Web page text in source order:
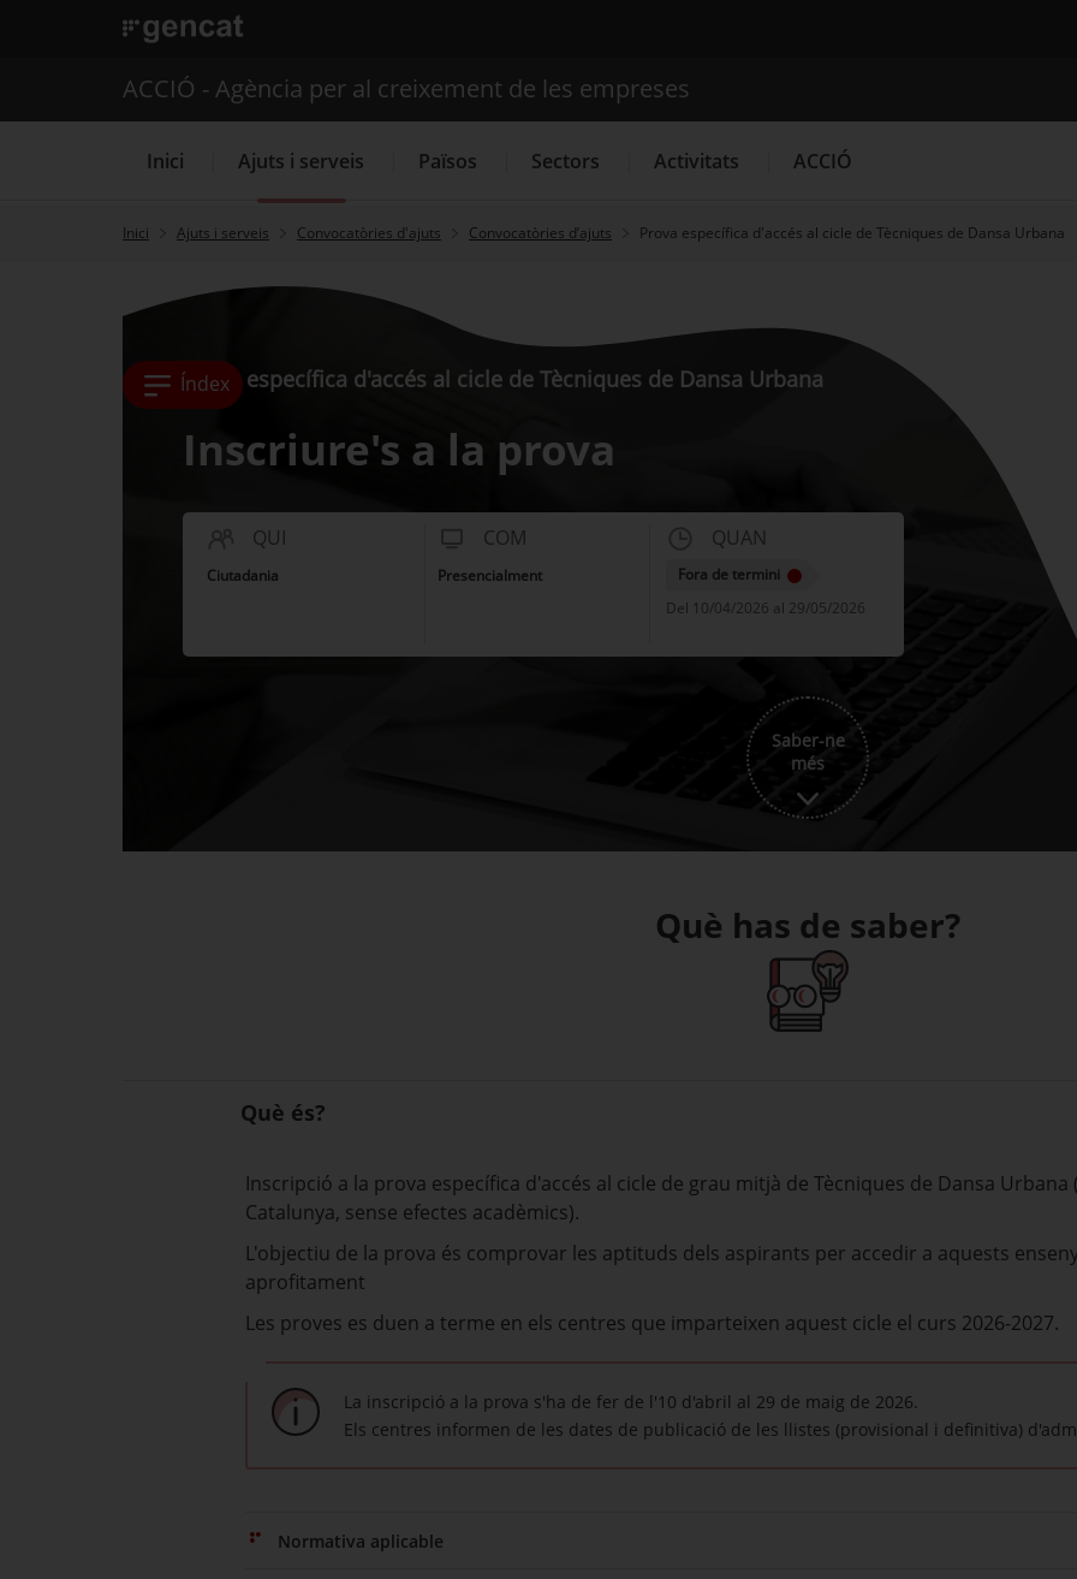
. Obre en una nova finestra.
Cercador
Serveis d'internacionalització
ACCIÓ - Agència per al creixement de les empreses
Inici Ajuts i serveis Països Sectors Activitats ACCIÓ
Inici Ajuts i serveis Convocatòries d'ajuts Convocatòries d’ajuts Prova específica d'accés al cicle de Tècniques de Dansa Urbana
Índex
Prova específica d'accés al cicle de Tècniques de Dansa Urbana
Inscriure's a la prova
QUI
Ciutadania
COM
Presencialment
QUAN
Fora de termini
Del 10/04/2026 al 29/05/2026
Saber-ne
més
Què has de saber?
Què és?
Inscripció a la prova específica d'accés al cicle de grau mitjà de Tècniques de Dansa
Catalunya, sense efectes acadèmics).
L'objectiu de la prova és comprovar les aptituds dels aspirants per accedir a aquests
aprofitament
Les proves es duen a terme en els centres que imparteixen aquest cicle el curs 2026-2027.
La inscripció a la prova s'ha de fer de l'10 d'abril al 29 de maig de 2026.
Els centres informen de les dates de publicació de les llistes (provisional i definitiva)
Normativa aplicable